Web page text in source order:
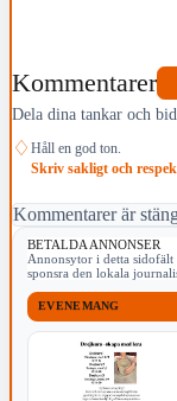
Kommentarer
Dela dina tankar och
♢ Håll en god ton.
Skriv sakligt och
Kommentarer är
BETALDA ANNONSER
Annonsytor i detta
sponsra den lokala
EVENEMANG